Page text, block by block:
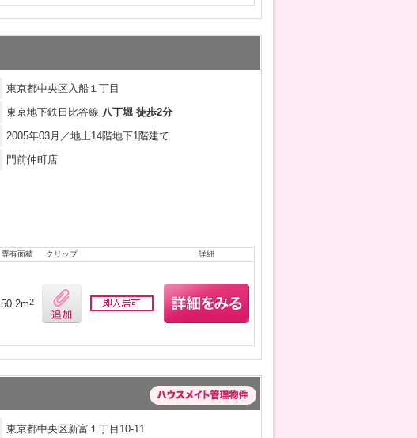
東京都中央区入船１丁目
東京地下鉄日比谷線 八丁堀 徒歩2分
2005年03月／地上14階地下1階建て
門前仲町店
専有面積 クリップ 詳細
50.2m2
東京都中央区新富１丁目10-11